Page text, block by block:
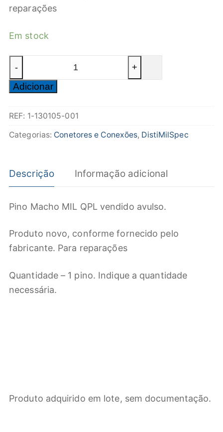
reparações
Em stock
de
Pino
M39029/58-
360
- +
Adicionar
REF: 1-130105-001
Categorias: Conetores e Conexões, DistiMilSpec
Descrição Informação adicional
Pino Macho MIL QPL vendido avulso.
Produto novo, conforme fornecido pelo
fabricante. Para reparações
Quantidade – 1 pino. Indique a quantidade
necessária.
Produto adquirido em lote, sem documentação.